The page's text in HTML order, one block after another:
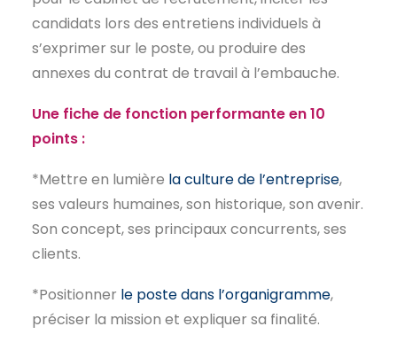
candidats lors des entretiens individuels à
s’exprimer sur le poste, ou produire des
annexes du contrat de travail à l’embauche.
Une fiche de fonction performante en 10
points :
*Mettre en lumière la culture de l’entreprise,
ses valeurs humaines, son historique, son avenir.
Son concept, ses principaux concurrents, ses
clients.
*Positionner le poste dans l’organigramme,
préciser la mission et expliquer sa finalité.